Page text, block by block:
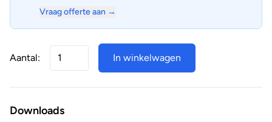
Vraag offerte aan →
Aantal: In winkelwagen
Downloads